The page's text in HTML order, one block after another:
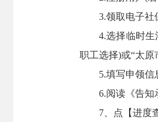
3.领取电子社
4.选择临时
职工选择)或“太原
5.填写申领信
6.阅读《告知
7、点【进度